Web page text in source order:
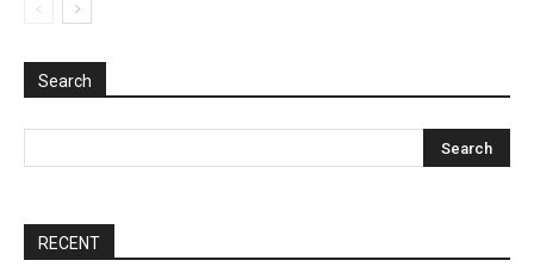
Search
RECENT